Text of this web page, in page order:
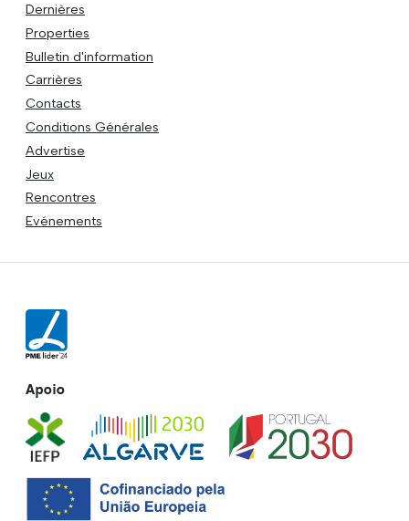
Dernières
Properties
Bulletin d'information
Carrières
Contacts
Conditions Générales
Advertise
Jeux
Rencontres
Evénements
Apoio